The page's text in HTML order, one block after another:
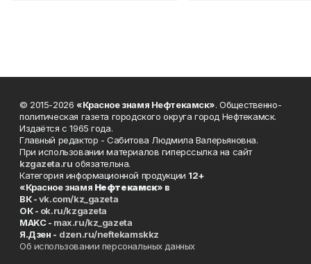
© 2015-2026 «Красное знамя Нефтекамск». Общественно-
политическая газета городского округа город Нефтекамск.
Издаётся с 1965 года.
Главный редактор - Сабитова Людмила Валерьяновна.
При использовании материалов гиперссылка на сайт
kzgazeta.ru обязательна.
Категория информационной продукции 12+
«Красное знамя Нефтекамск» в
ВК -vk.com/kz_gazeta
ОК - ok.ru/kzgazeta
MAKC - max.ru/kz_gazeta
Я.Дзен - dzen.ru/neftekamskkz
Об использовании персональных данных